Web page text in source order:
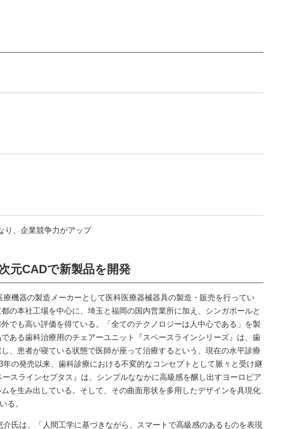
り、企業競争力がアップ
元CADで新製品を開発
機器の製造メーカーとして医科医療器械器具の製造・販売を行ってい
の本社工場を中心に、埼玉と福岡の国内営業所に加え、シンガポールと
でも高い評価を得ている。「全てのテクノロジーは人中心である」を製
ある歯科治療用のチェアーユニット『スペースラインシリーズ』は、歯
、患者が寝ている状態で医師が座って治療するという、現在の水平診療
の発売以来、歯科診療における不変的なコンセプトとして脈々と受け継
スラインセプタス』は、シンプルななかに高級感を醸し出すヨーロピア
を生み出している。そして、その曲面形状を多用したデザインを具現化
る。
氏は、「人間工学に基づきながら、スマートで高級感のあるものを表現